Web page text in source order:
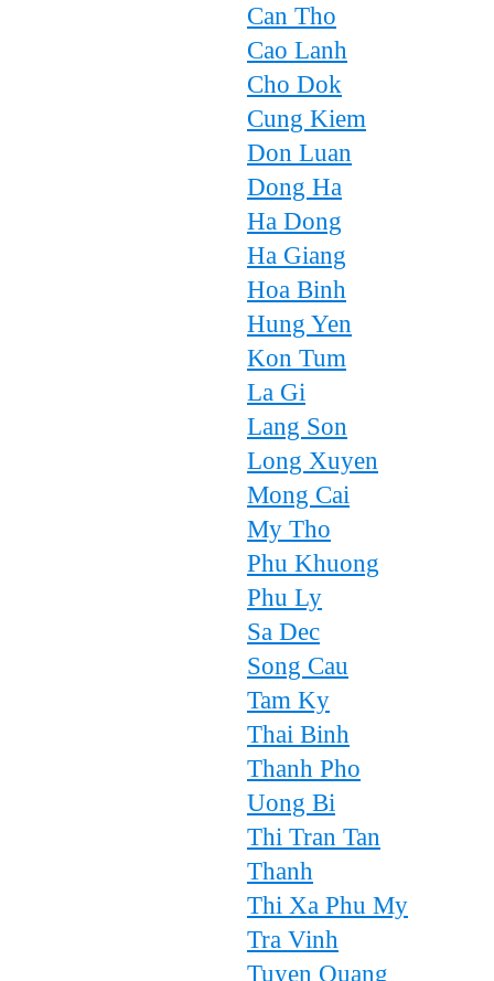
Can Tho
Cao Lanh
Cho Dok
Cung Kiem
Don Luan
Dong Ha
Ha Dong
Ha Giang
Hoa Binh
Hung Yen
Kon Tum
La Gi
Lang Son
Long Xuyen
Mong Cai
My Tho
Phu Khuong
Phu Ly
Sa Dec
Song Cau
Tam Ky
Thai Binh
Thanh Pho
Uong Bi
Thi Tran Tan
Thanh
Thi Xa Phu My
Tra Vinh
Tuyen Quang